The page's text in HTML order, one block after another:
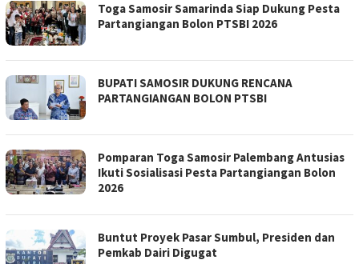
Toga Samosir Samarinda Siap Dukung Pesta
Partangiangan Bolon PTSBI 2026
BUPATI SAMOSIR DUKUNG RENCANA
PARTANGIANGAN BOLON PTSBI
Pomparan Toga Samosir Palembang Antusias
Ikuti Sosialisasi Pesta Partangiangan Bolon
2026
Buntut Proyek Pasar Sumbul, Presiden dan
Pemkab Dairi Digugat